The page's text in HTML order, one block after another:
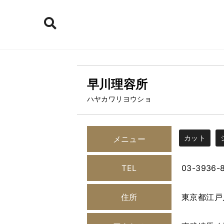
早川理容所
ハヤカワリヨウショ
メニュー カット
TEL 03-3936-
住所 東京都江